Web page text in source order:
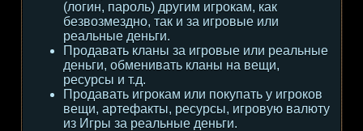
(логин, пароль) другим игрокам, как
безвозмездно, так и за игровые или
реальные деньги.
Продавать кланы за игровые или реальные
деньги, обменивать кланы на вещи,
ресурсы и т.д.
Продавать игрокам или покупать у игроков
вещи, артефакты, ресурсы, игровую валюту
из Игры за реальные деньги.